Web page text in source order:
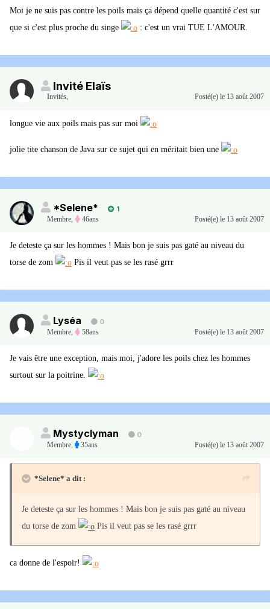
Moi je ne suis pas contre les poils mais ça dépend quelle quantité c'est sur
que si c'est plus proche du singe
: c'est un vrai TUE L'AMOUR.
Invité Elaïs
Invités, Posté(e) le 13 août 2007
longue vie aux poils mais pas sur moi
jolie tite chanson de Java sur ce sujet qui en méritait bien une
*Selene*
1
Membre, 46ans Posté(e) le 13 août 2007
Je deteste ça sur les hommes ! Mais bon je suis pas gaté au niveau du
torse de zom
Pis il veut pas se les rasé grrr
Lyséa
0
Membre, 58ans Posté(e) le 13 août 2007
Je vais être une exception, mais moi, j'adore les poils chez les hommes
surtout sur la poitrine.
Mystyclyman
0
Membre, 35ans Posté(e) le 13 août 2007
*Selene* a dit :
Je deteste ça sur les hommes ! Mais bon je suis pas gaté au niveau
du torse de zom
Pis il veut pas se les rasé grrr
ca donne de l'espoir!